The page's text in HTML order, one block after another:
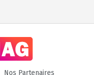
Nos Partenaires